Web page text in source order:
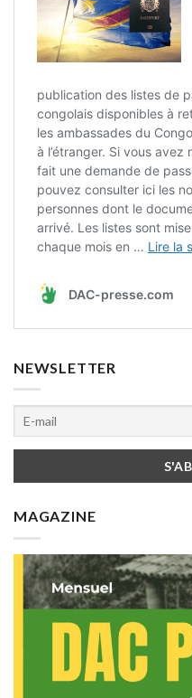
NEWSLETTER
MAGAZINE